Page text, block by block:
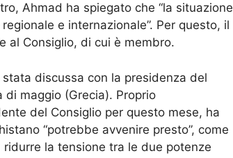
Ahmad ha spiegato che “la situazione
e internazionale”. Per questo, il
al Consiglio, di cui è membro.
discussa con la presidenza del
di maggio (Grecia). Proprio
del Consiglio per questo mese, ha
“potrebbe avvenire presto”, come
la tensione tra le due potenze